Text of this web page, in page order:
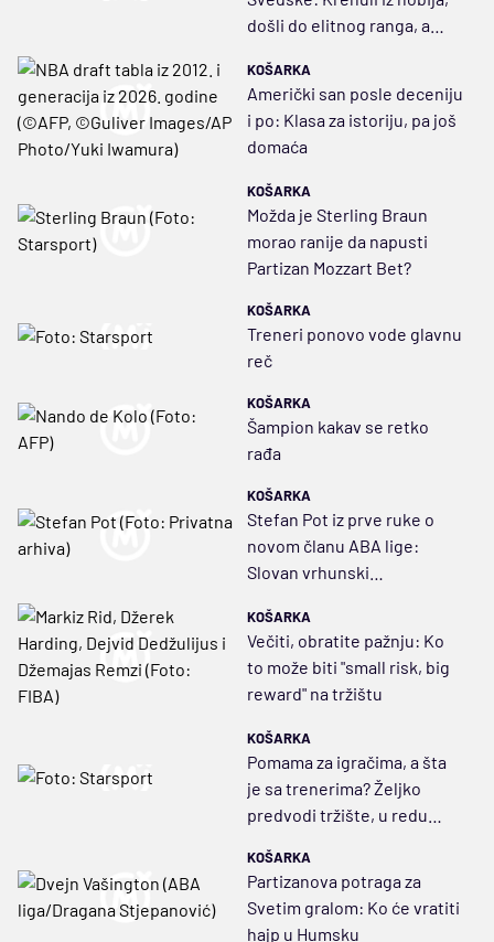
došli do elitnog ranga, a
KOŠARKA
Američki san posle deceniju
i po: Klasa za istoriju, pa još
domaća
KOŠARKA
Možda je Sterling Braun
morao ranije da napusti
Partizan Mozzart Bet?
KOŠARKA
Treneri ponovo vode glavnu
reč
KOŠARKA
Šampion kakav se retko
rađa
KOŠARKA
Stefan Pot iz prve ruke o
novom članu ABA lige:
Slovan vrhunski
'amerikanizacija' večitih
KOŠARKA
Večiti, obratite pažnju: Ko
to može biti "small risk, big
reward" na tržištu
KOŠARKA
Pomama za igračima, a šta
je sa trenerima? Željko
predvodi tržište, u redu
Janis...
KOŠARKA
Partizanova potraga za
Svetim gralom: Ko će vratiti
hajp u Humsku